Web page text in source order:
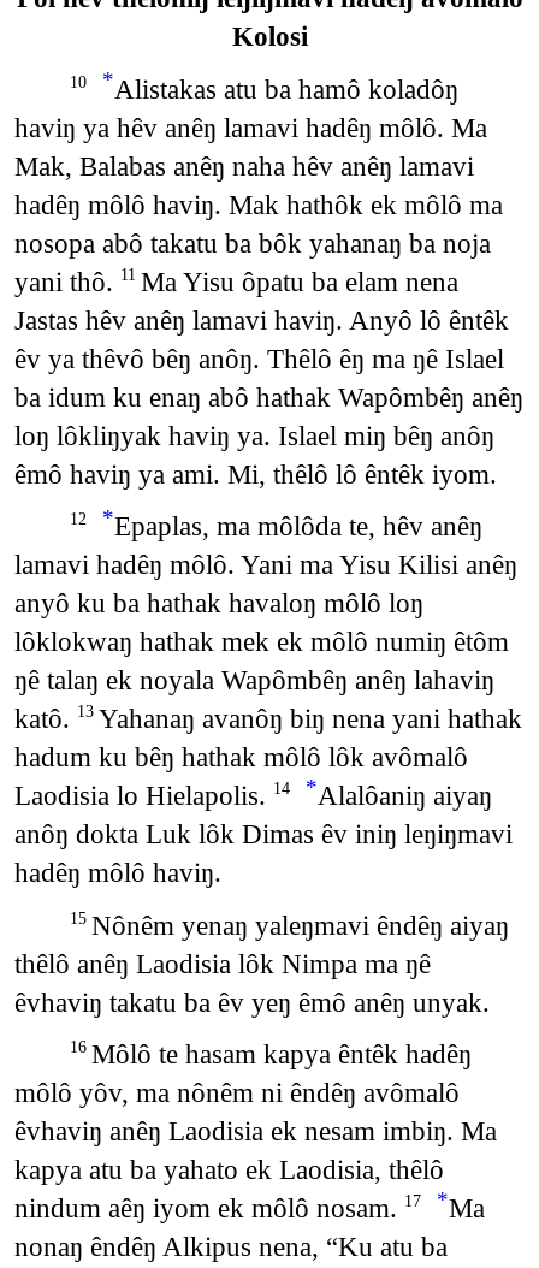
Kolosi
10 *Alistakas atu ba hamô koladôŋ
haviŋ ya hêv anêŋ lamavi hadêŋ môlô. Ma
Mak, Balabas anêŋ naha hêv anêŋ lamavi
hadêŋ môlô haviŋ. Mak hathôk ek môlô ma
nosopa abô takatu ba bôk yahanaŋ ba noja
yani thô. 11 Ma Yisu ôpatu ba elam nena
Jastas hêv anêŋ lamavi haviŋ. Anyô lô êntêk
êv ya thêvô bêŋ anôŋ. Thêlô êŋ ma ŋê Islael
ba idum ku enaŋ abô hathak Wapômbêŋ anêŋ
loŋ lôkliŋyak haviŋ ya. Islael miŋ bêŋ anôŋ
êmô haviŋ ya ami. Mi, thêlô lô êntêk iyom.
12 *Epaplas, ma môlôda te, hêv anêŋ
lamavi hadêŋ môlô. Yani ma Yisu Kilisi anêŋ
anyô ku ba hathak havaloŋ môlô loŋ
lôklokwaŋ hathak mek ek môlô numiŋ êtôm
ŋê talaŋ ek noyala Wapômbêŋ anêŋ lahaviŋ
katô. 13 Yahanaŋ avanôŋ biŋ nena yani hathak
hadum ku bêŋ hathak môlô lôk avômalô
Laodisia lo Hielapolis. 14 *Alalôaniŋ aiyaŋ
anôŋ dokta Luk lôk Dimas êv iniŋ leŋiŋmavi
hadêŋ môlô haviŋ.
15 Nônêm yenaŋ yaleŋmavi êndêŋ aiyaŋ
thêlô anêŋ Laodisia lôk Nimpa ma ŋê
êvhaviŋ takatu ba êv yeŋ êmô anêŋ unyak.
16 Môlô te hasam kapya êntêk hadêŋ
môlô yôv, ma nônêm ni êndêŋ avômalô
êvhaviŋ anêŋ Laodisia ek nesam imbiŋ. Ma
kapya atu ba yahato ek Laodisia, thêlô
nindum aêŋ iyom ek môlô nosam. 17 *Ma
nonaŋ êndêŋ Alkipus nena, “Ku atu ba